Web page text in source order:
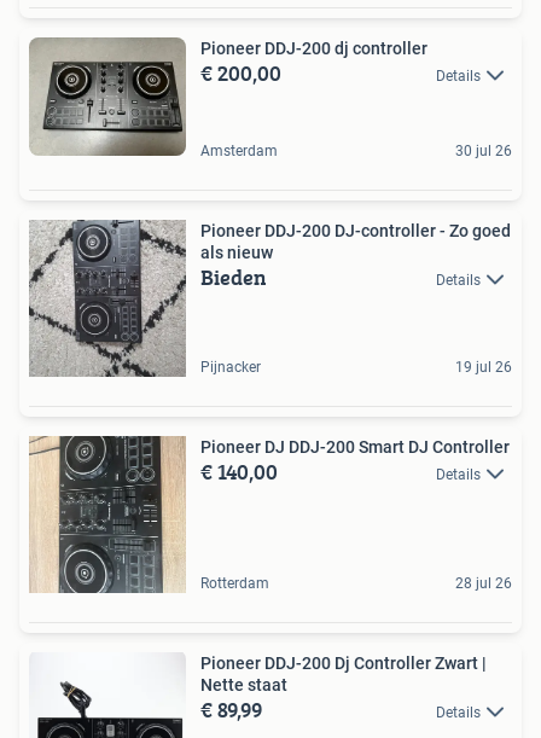
Pioneer DDJ-200 dj controller
€ 200,00 Details
Amsterdam 30 jul 26
Pioneer DDJ-200 DJ-controller - Zo goed
als nieuw
Bieden Details
Pijnacker 19 jul 26
Pioneer DJ DDJ-200 Smart DJ Controller
€ 140,00 Details
Rotterdam 28 jul 26
Pioneer DDJ-200 Dj Controller Zwart |
Nette staat
€ 89,99 Details